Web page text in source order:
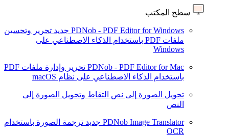
سطح المكتب
PDNob - PDF Editor for Windows جديد تحرير وتحسين
ملفات PDF باستخدام الذكاء الاصطناعي على
Windows
PDNob - PDF Editor for Mac
تحرير وإدارة ملفات PDF
باستخدام الذكاء الاصطناعي على نظام macOS
تحويل الصورة إلى نص التقاط وتحويل الصورة إلى
النص
PDNob Image Translator جديد ترجمة الصورة باستخدام
OCR